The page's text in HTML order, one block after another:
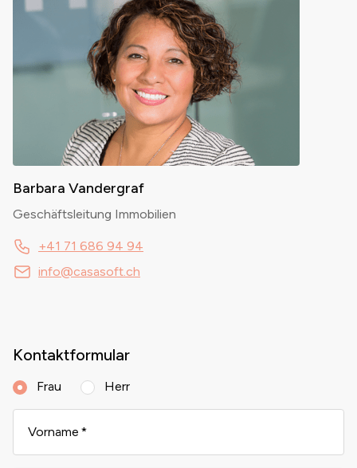
Barbara Vandergraf
Geschäftsleitung Immobilien
+41 71 686 94 94
info@casasoft.ch
Kontaktformular
Frau Herr
Vorname